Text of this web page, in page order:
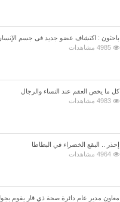
باحثون : اكتشاف عضو جديد فى جسم
4985 مشاهدات
كل ما يخص العقم عند النساء والرجال
4983 مشاهدات
إحذر .. البقع الخضراء في البطاطا
4964 مشاهدات
معاون مدير عام دائرة صحة ذي قار يقوم